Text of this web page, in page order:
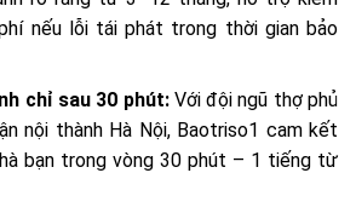
nếu lỗi tái phát trong thời gian bảo
chỉ sau 30 phút: Với đội ngũ thợ phủ
nội thành Hà Nội, Baotriso1 cam kết
bạn trong vòng 30 phút – 1 tiếng từ